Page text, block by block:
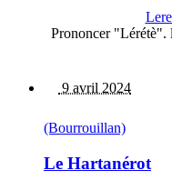
Prononcer "Lérétè".
9 avril 2024
(Bourrouillan)
Le Hartanérot